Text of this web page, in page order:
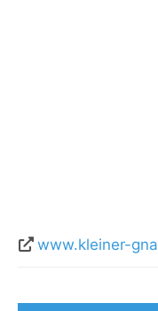
www.kleiner-